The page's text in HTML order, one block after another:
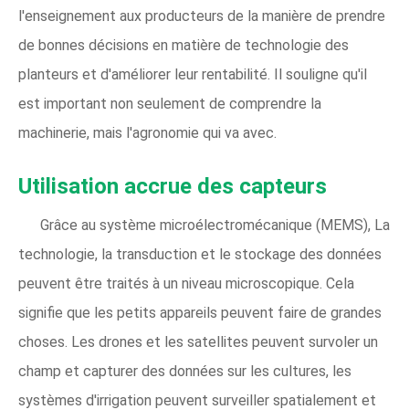
l'enseignement aux producteurs de la manière de prendre
de bonnes décisions en matière de technologie des
planteurs et d'améliorer leur rentabilité. Il souligne qu'il
est important non seulement de comprendre la
machinerie, mais l'agronomie qui va avec.
Utilisation accrue des capteurs
Grâce au système microélectromécanique (MEMS), La
technologie, la transduction et le stockage des données
peuvent être traités à un niveau microscopique. Cela
signifie que les petits appareils peuvent faire de grandes
choses. Les drones et les satellites peuvent survoler un
champ et capturer des données sur les cultures, les
systèmes d'irrigation peuvent surveiller spatialement et